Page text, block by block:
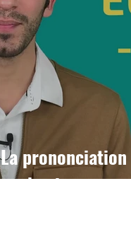
La
euphoniques